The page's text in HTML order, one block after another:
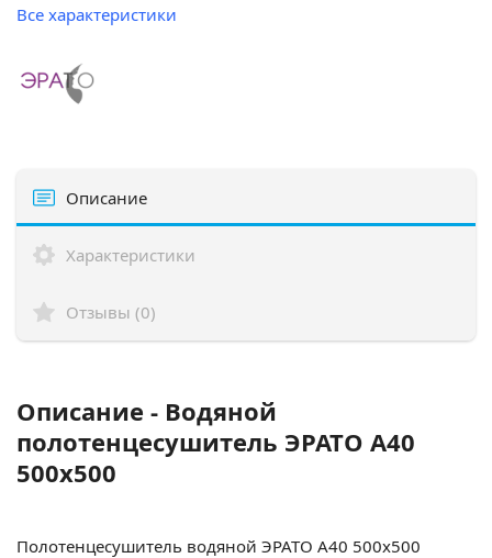
Все характеристики
Описание
Характеристики
Отзывы (0)
Описание - Водяной
полотенцесушитель ЭРАТО А40
500x500
Полотенцесушитель водяной ЭРАТО А40 500x500